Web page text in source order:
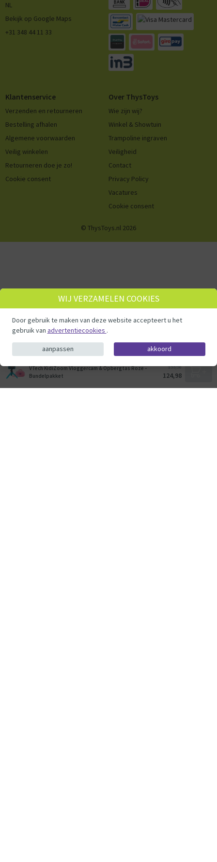
VTech KidiZoom Vloggercam & Opbergtas Roze -
Bundelpakket
133,98
124,98
NL
Bekijk op Google Maps
+31 348 44 11 33
Klantenservice
Verzenden en retourneren
Bestelling afhalen
Algemene voorwaarden
Veilig winkelen
Retourneren doe je zo!
Cookie consent
Over ThysToys
Wie zijn wij?
Winkel & Showtuin
Trampoline ingraven
Veiligheid
Contact
Privacy Policy
Vacatures
Cookie consent
© ThysToys.nl 2026
WIJ VERZAMELEN COOKIES
Door gebruik te maken van deze website accepteert u het
gebruik van advertentiecookies .
aanpassen akkoord